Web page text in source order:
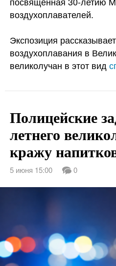
воздухоплавателей.
Экспозиция
воздухоплавания в
великолучан в этот вид
Полицейские
летнего
кражу
5 июня 15:00 0